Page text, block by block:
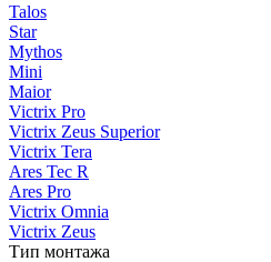
Talos
Star
Mythos
Mini
Maior
Victrix Pro
Victrix Zeus Superior
Victrix Tera
Ares Tec R
Ares Pro
Victrix Omnia
Victrix Zeus
Тип монтажа